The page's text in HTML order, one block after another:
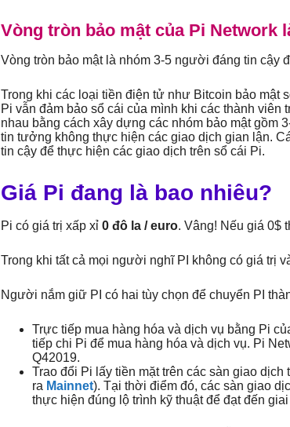
Vòng tròn bảo mật của Pi Network
Vòng tròn bảo mật là nhóm 3-5 người đáng tin cậy
Trong khi các loại tiền điện tử như Bitcoin bảo mật
Pi vẫn đảm bảo sổ cái của mình khi các thành
nhau bằng cách xây dựng các nhóm bảo mật gồm
tin tưởng không thực hiện các giao dịch gian lận.
tin cậy để thực hiện các giao dịch trên sổ cái Pi.
Giá Pi đang là bao nhiêu?
Pi có giá trị xấp xỉ 0 đô la / euro. Vâng! Nếu giá 0$
Trong khi tất cả mọi người nghĩ PI không có giá trị
Người nắm giữ PI có hai tùy chọn để chuyển PI
Trực tiếp mua hàng hóa và dịch vụ bằng Pi
tiếp chi Pi để mua hàng hóa và dịch vụ. Pi
Q42019.
Trao đổi Pi lấy tiền mặt trên các sàn giao
ra Mainnet). Tại thời điểm đó, các sàn giao
thực hiện đúng lộ trình kỹ thuật để đạt đến